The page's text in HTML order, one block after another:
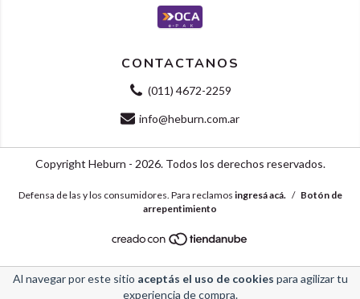
Al navegar por este sitio aceptás el uso de cookies para agilizar tu
experiencia de compra.
CONTACTANOS
(011) 4672-2259
info@heburn.com.ar
Copyright Heburn - 2026. Todos los derechos reservados.
Defensa de las y los consumidores. Para reclamos ingresá acá. / Botón de
arrepentimiento